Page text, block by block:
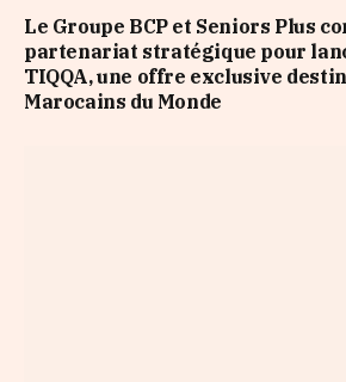
Le Groupe BCP et Seniors Plus
partenariat stratégique pour
TIQQA, une offre exclusive
Marocains du Monde